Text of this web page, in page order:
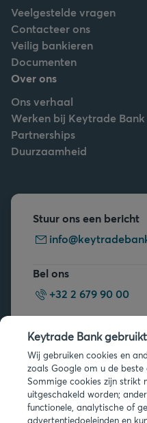
Veelgestelde vragen
Contacteer ons
Veilig bankieren
Documenten
Over ons
Ons verhaal
Werken bij Keytrade Bank
Partnerships
Duurzaamheid
Stuur ons een bericht
Bel ons
+32 2 679 90 00
Vragen?
Veelgestelde vragen
Keytrade Bank
Wij gebruiken cookies en
zoals Google om u de
Sommige cookies zijn strikt
uitgeschakeld worden;
functionele, analytische of
advertentiedoeleinden en